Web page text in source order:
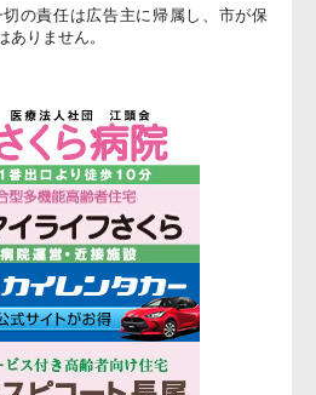
の責任は広告主に帰属し、市が保
りません。